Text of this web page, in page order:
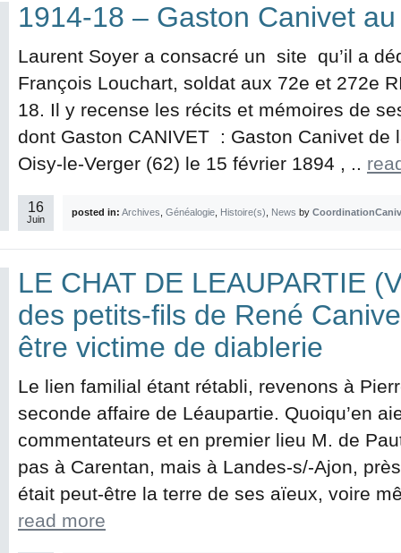
1914-18 – Gaston Canivet
Laurent Soyer a consacré un site qu’il a
François Louchart, soldat aux 72e et 272e
18. Il y recense les récits et mémoires de
dont Gaston CANIVET : Gaston Canivet de
Oisy-le-Verger (62) le 15 février 1894 , ..
16
Juin
posted in: Archives Généalogie Histoire(s) News by
LE CHAT DE LEAUPARTIE
des petits-fils de René
être victime de diablerie
Le lien familial étant rétabli, revenons à
seconde affaire de Léaupartie. Quoiqu’en
commentateurs et en premier lieu M. de
pas à Carentan, mais à Landes-s/-Ajon, près
était peut-être la terre de ses aïeux, voire
read more